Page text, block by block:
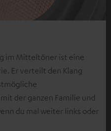
im Mitteltöner ist eine
Er verteilt den Klang
der ganzen Familie und
du mal weiter links oder